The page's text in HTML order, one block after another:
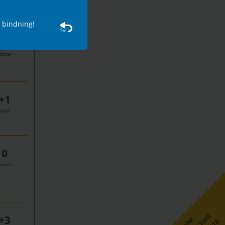
bind­ning!
kommentarer
9 september
röst
0